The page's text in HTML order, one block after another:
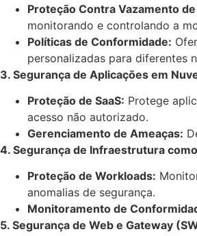
Proteção Contra Vazamento
monitorando e controlando a
Políticas de Conformidade:
personalizadas para diferentes
3. Segurança de Aplicações em
Proteção de SaaS: Protege
acesso não autorizado.
Gerenciamento de Ameaças:
4. Segurança de Infraestrutura
Proteção de Workloads:
anomalias de segurança.
Monitoramento de
5. Segurança de Web e Gateway